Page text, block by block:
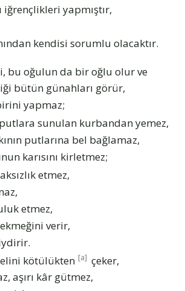
yapmıştır,
kendisi sorumlu olacaktır.
bu oğulun da bir oğlu olur ve
bütün günahları görür,
yapmaz;
sunulan kurbandan yemez,
putlarına bel bağlamaz,
karısını kirletmez;
etmez,
etmez,
verir,
kötülükten [a] çeker,
aşırı kâr gütmez,